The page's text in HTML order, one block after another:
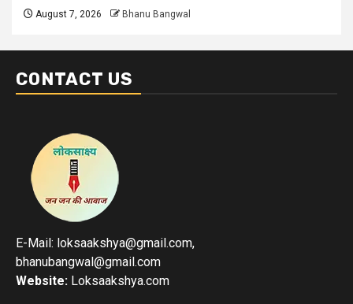
August 7, 2026 Bhanu Bangwal
CONTACT US
E-Mail: loksaakshya@gmail.com,
bhanubangwal@gmail.com
Website: Loksaakshya.com